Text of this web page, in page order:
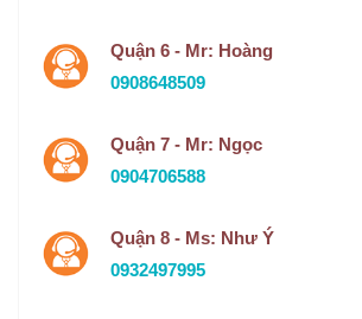
Quận 6 - Mr: Hoàng
0908648509
Quận 7 - Mr: Ngọc
0904706588
Quận 8 - Ms: Như Ý
0932497995